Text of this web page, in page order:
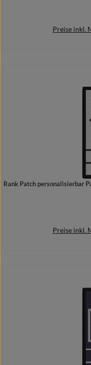
Preise inkl.
Rank Patch personalisierbar
Preise inkl.